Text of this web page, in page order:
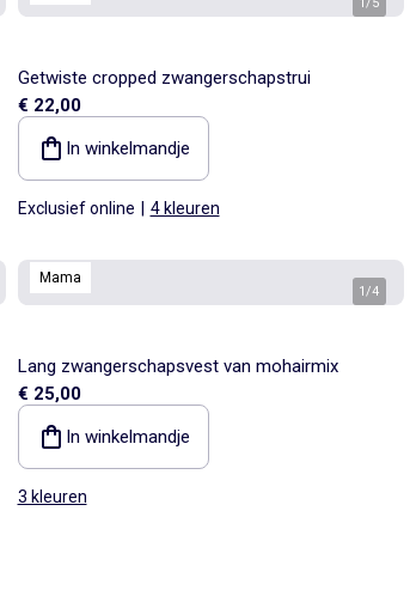
Getwiste cropped zwangerschapstrui
€ 22,00
In winkelmandje
Exclusief online 4 kleuren
Mama
1/4
Lang zwangerschapsvest van mohairmix
€ 25,00
In winkelmandje
3 kleuren